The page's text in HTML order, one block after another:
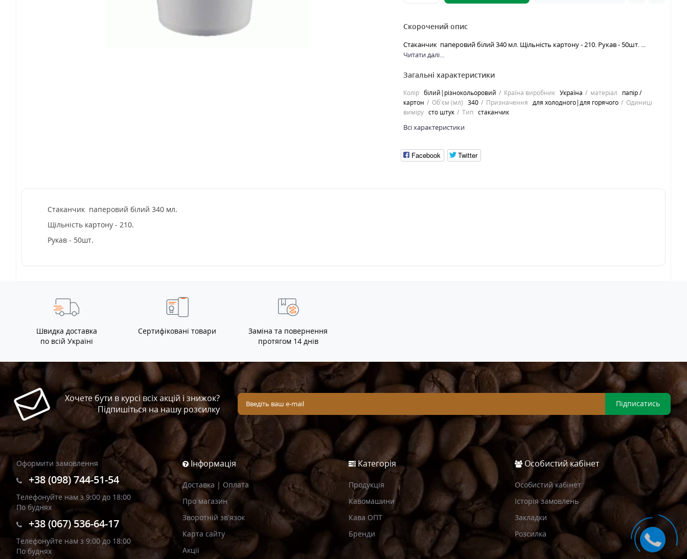
Скорочений опис
Стаканчик паперовий білий 340 мл. Щільність картону - 210. Рукав - 50шт. ...
Читати далі...
Загальні характеристики
Колір білий|різнокольоровий Країна виробник Україна матеріал
папір /
картон
Об'єм (мл) 340 Призначення для холодного|для горячого
Одиниці
виміру сто штук Тип стаканчик
Всі характеристики
Facebook Twitter
Стаканчик паперовий білий 340 мл.
Щільність картону - 210.
Рукав - 50шт.
Швидка доставка
по всій Україні
Сертифіковані товари
Заміна та повернення
протягом 14 днів
Хочете бути в курсі всіх акцій і знижок?
Підпишіться на нашу розсилку
Підписатись
Оформити замовлення
+38 (098) 744-51-54
Телефонуйте нам з 9:00 до 18:00
По буднях
+38 (067) 536-64-17
Телефонуйте нам з 9:00 до 18:00
По буднях
Інформація
Доставка | Оплата
Про магазин
Зворотній зв’язок
Карта сайту
Акції
Категорія
Продукція
Кавомашини
Кава ОПТ
Бренди
Особистий кабінет
Особистий кабінет
Історія замовлень
Закладки
Розсилка